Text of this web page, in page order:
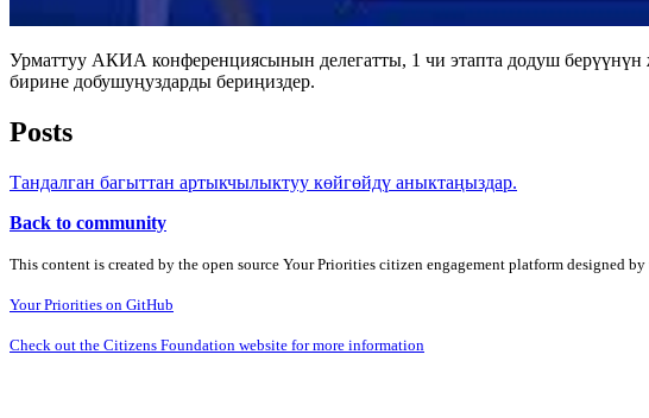
Урматтуу АКИА конференциясынын делегатты, 1 чи этапта додуш
бирине добушуңуздарды бериңиздер.
Posts
Тандалган багыттан артыкчылыктуу көйгөйдү аныктаңыздар.
Back to community
This content is created by the open source Your Priorities citizen engagement platform designed
Your Priorities on GitHub
Check out the Citizens Foundation website for more information